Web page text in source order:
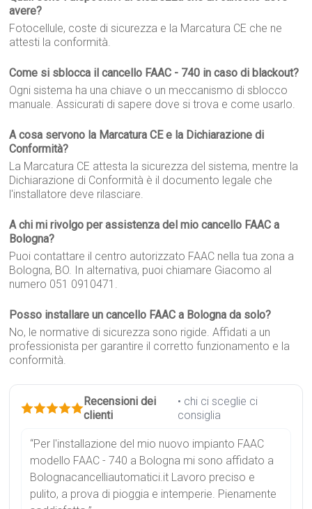
avere?
Fotocellule, coste di sicurezza e la Marcatura CE che ne
attesti la conformità.
Come si sblocca il cancello FAAC - 740 in caso di blackout?
Ogni sistema ha una chiave o un meccanismo di sblocco
manuale. Assicurati di sapere dove si trova e come usarlo.
A cosa servono la Marcatura CE e la Dichiarazione di
Conformità?
La Marcatura CE attesta la sicurezza del sistema, mentre la
Dichiarazione di Conformità è il documento legale che
l'installatore deve rilasciare.
A chi mi rivolgo per assistenza del mio cancello FAAC a
Bologna?
Puoi contattare il centro autorizzato FAAC nella tua zona a
Bologna, BO. In alternativa, puoi chiamare Giacomo al
numero 051 0910471.
Posso installare un cancello FAAC a Bologna da solo?
No, le normative di sicurezza sono rigide. Affidati a un
professionista per garantire il corretto funzionamento e la
conformità.
Recensioni dei
clienti
• chi ci sceglie ci
consiglia
“Per l'installazione del mio nuovo impianto FAAC
modello FAAC - 740 a Bologna mi sono affidato a
Bolognacancelliautomatici.it Lavoro preciso e
pulito, a prova di pioggia e intemperie. Pienamente